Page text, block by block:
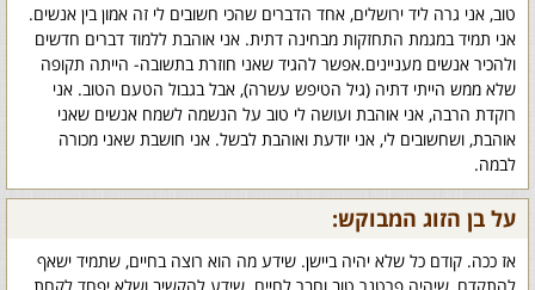
טוב, אני גרה ליד ירושלים, אחד הדברים שהכי חשובים לי זה אמון בין אנשים.
אני תמיד במגמת התחזקות מבחינה דתית. אני אוהבת ללמוד דברים חדשים
ולהכיר אנשים מעניינים.אפשר להגיד שאני חוזרת בתשובה- הייתה תקופה
שלא ממש הייתי דתיה (גיל הטיפש עשרה), אבל בגבול הטעם הטוב. אני
רוקדת הרבה, אני אוהבת ועושה לי טוב על הנשמה לשמח אנשים שאני
אוהבת, ושחשובים לי, אני יודעת ואוהבת לבשל. אני חושבת שאני מכורה
לבמה.
על בן הזוג המבוקש:
אז ככה. קודם כל שלא יהיה ביישן. שידע מה הוא רוצה בחיים, שתמיד ישאף
להתקדם, שיהיה פרטנר טוב וחבר לחיים. שידע להקשיב ושלא יפחד לקחת